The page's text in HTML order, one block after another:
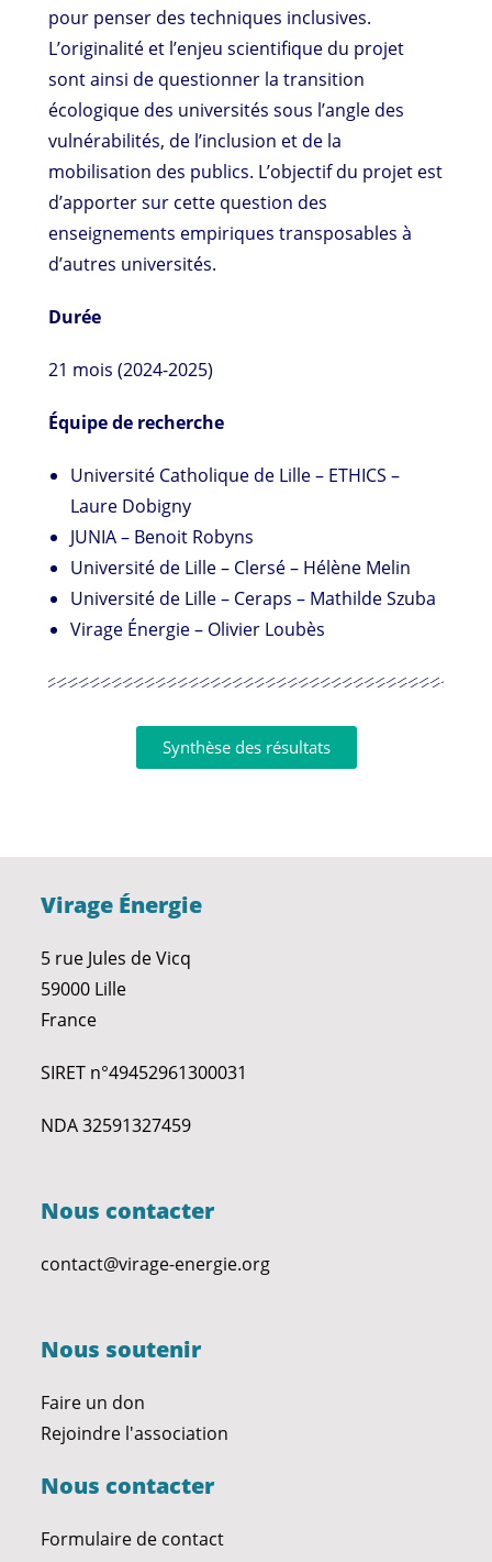
pour penser des techniques inclusives.
L’originalité et l’enjeu scientifique du projet
sont ainsi de questionner la transition
écologique des universités sous l’angle des
vulnérabilités, de l’inclusion et de la
mobilisation des publics. L’objectif du projet est
d’apporter sur cette question des
enseignements empiriques transposables à
d’autres universités.
Durée
21 mois (2024-2025)
Équipe de recherche
Université Catholique de Lille – ETHICS –
Laure Dobigny
JUNIA – Benoit Robyns
Université de Lille – Clersé – Hélène Melin
Université de Lille – Ceraps – Mathilde Szuba
Virage Énergie – Olivier Loubès
Synthèse des résultats
Virage Énergie
5 rue Jules de Vicq
59000 Lille
France
SIRET n°49452961300031
NDA 32591327459
Nous contacter
contact@virage-energie.org
Nous soutenir
Faire un don
Rejoindre l'association
Nous contacter
Formulaire de contact